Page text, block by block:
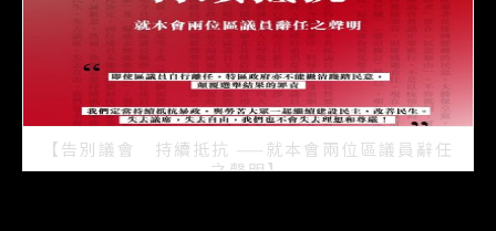
【告別議會 持續抵抗 ——就本會兩位區議員辭任
之聲明】